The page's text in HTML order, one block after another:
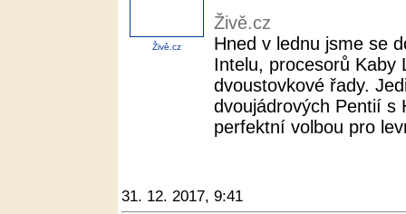
Živě.cz
Živě.cz
Hned v lednu jsme se
Intelu, procesorů Kaby
dvoustovkové řady.
dvoujádrových Pentií s
perfektní volbou pro
31. 12. 2017, 9:41